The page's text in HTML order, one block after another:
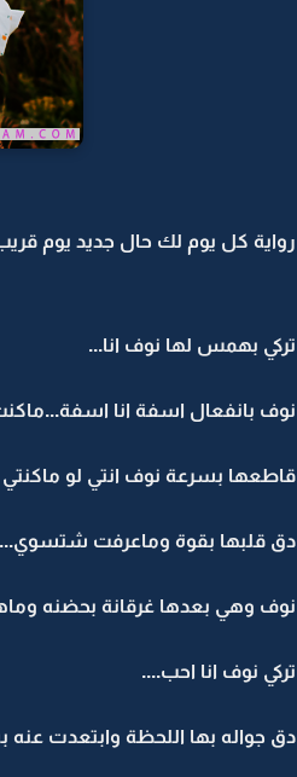
رواية كل يوم لك حال جديد يوم قريب
تركي بهمس لها نوف انا...
نوف بانفعال اسفة انا
قاطعها بسرعة نوف انتي لو ماكنتي
دق قلبها بقوة وماعرفت
نوف وهي بعدها غرقانة بحضنه
تركي نوف انا احب....
دق جواله بها اللحظة وابتعدت عنه